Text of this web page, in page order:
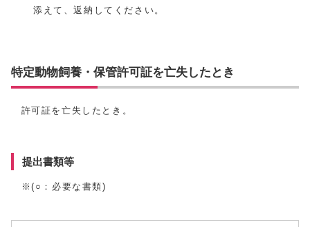
添えて、返納してください。
特定動物飼養・保管許可証を亡失したとき
許可証を亡失したとき。
提出書類等
※(○：必要な書類)